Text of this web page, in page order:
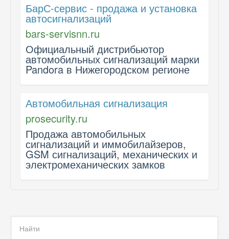
БарС-сервис - продажа и установка
автосигнализаций
bars-servisnn.ru
Официальный дистрибьютор
автомобильных сигнализаций марки
Pandora в Нижегородском регионе
Автомобильная сигнализация
prosecurity.ru
Продажа автомобильных
сигнализаций и иммобилайзеров,
GSM сигнализаций, механических и
электромеханических замков